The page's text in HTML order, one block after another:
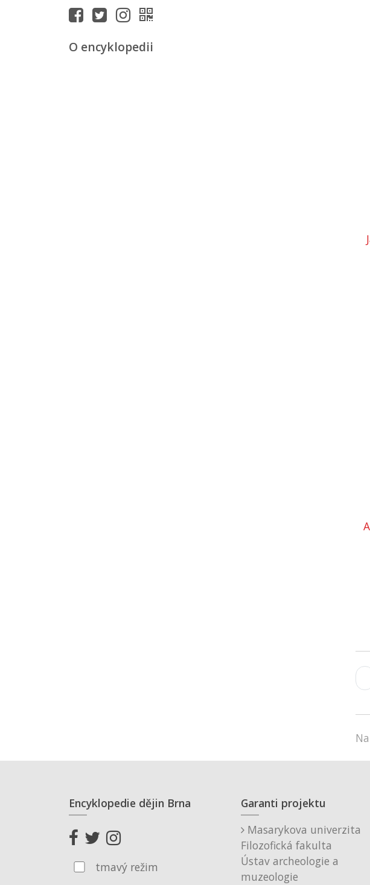
O encyklopedii
Encyklopedie dějin Brna
tmavý režim
Garanti projektu
Masarykova univerzita
Filozofická fakulta
Ústav archeologie a
muzeologie